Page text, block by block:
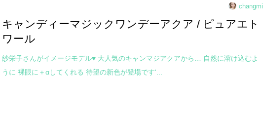
changmi
キャンディーマジックワンデーアクア / ピュアエト
ワール
紗栄子さんがイメージモデル♥ 大人気のキャンマジアクアから… 自然に溶け込むよ
うに 裸眼に＋αしてくれる 待望の新色が登場です'...